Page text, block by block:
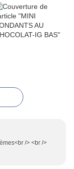
/> <br />